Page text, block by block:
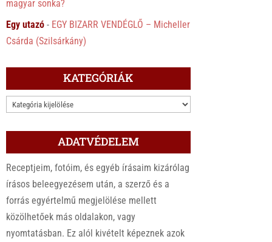
magyar sonka?
Egy utazó - EGY BIZARR VENDÉGLŐ – Micheller
Csárda (Szilsárkány)
KATEGÓRIÁK
KATEGÓRIÁK
ADATVÉDELEM
Receptjeim, fotóim, és egyéb írásaim kizárólag
írásos beleegyezésem után, a szerző és a
forrás egyértelmű megjelölése mellett
közölhetőek más oldalakon, vagy
nyomtatásban. Ez alól kivételt képeznek azok